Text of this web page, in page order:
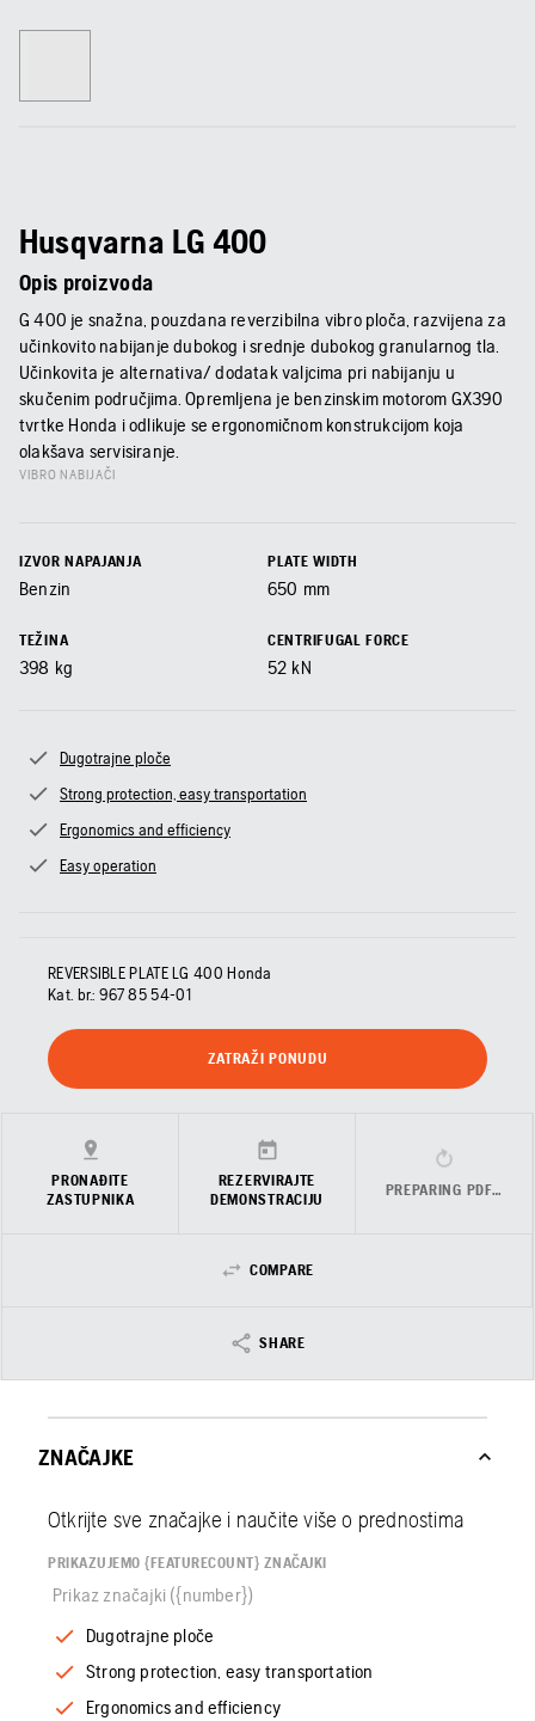
Husqvarna LG 400
Opis proizvoda
G 400 je snažna, pouzdana reverzibilna vibro ploča, razvijena za
učinkovito nabijanje dubokog i srednje dubokog granularnog tla.
Učinkovita je alternativa/ dodatak valjcima pri nabijanju u
skučenim područjima. Opremljena je benzinskim motorom GX390
tvrtke Honda i odlikuje se ergonomičnom konstrukcijom koja
olakšava servisiranje.
VIBRO NABIJAČI
IZVOR NAPAJANJA
Benzin
PLATE WIDTH
650 mm
TEŽINA
398 kg
CENTRIFUGAL FORCE
52 kN
Dugotrajne ploče
Strong protection, easy transportation
Ergonomics and efficiency
Easy operation
REVERSIBLE PLATE LG 400 Honda
Kat. br.: 967 85 54‑01
ZATRAŽI PONUDU
PRONAĐITE
ZASTUPNIKA
REZERVIRAJTE
DEMONSTRACIJU
PREPARING PDF…
COMPARE
SHARE
ZNAČAJKE
Otkrijte sve značajke i naučite više o prednostima
PRIKAZUJEMO {FEATURECOUNT} ZNAČAJKI
Prikaz značajki ({number})
Dugotrajne ploče
Strong protection, easy transportation
Ergonomics and efficiency